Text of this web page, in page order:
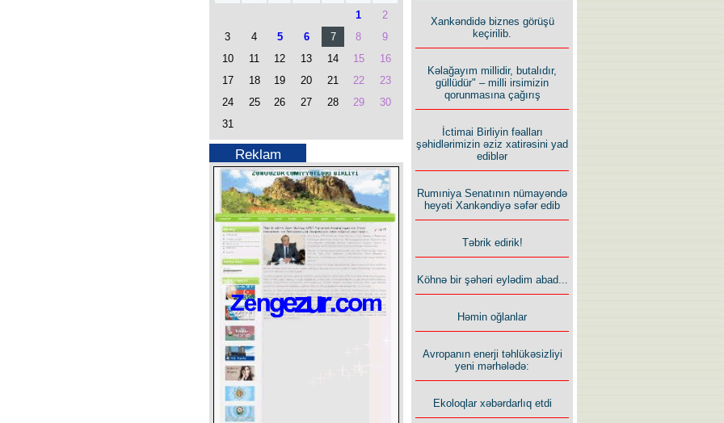
1
2
3
4 5 6 7 8
9
10
11 12 13 14 15
16
17
18 19 20 21 22
23
24
25 26 27 28 29
30
31
Reklam
Xankəndidə biznes görüşü
keçirilib.
Kəlağayım millidir, butalıdır,
güllüdür" – milli irsimizin
qorunmasına çağırış
İctimai Birliyin fəalları
şəhidlərimizin əziz xatirəsini yad
ediblər
Rumıniya Senatının nümayəndə
heyəti Xankəndiyə səfər edib
Təbrik edirik!
Köhnə bir şəhəri eylədim abad...
Həmin oğlanlar
Avropanın enerji təhlükəsizliyi
yeni mərhələdə:
Ekoloqlar xəbərdarlıq etdi